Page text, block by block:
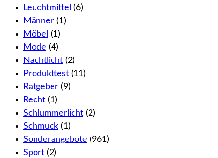
Leuchtmittel (6)
Männer (1)
Möbel (1)
Mode (4)
Nachtlicht (2)
Produkttest (11)
Ratgeber (9)
Recht (1)
Schlummerlicht (2)
Schmuck (1)
Sonderangebote (961)
Sport (2)